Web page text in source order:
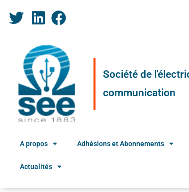
Société de
communication
A propos Adhésions et Abonnements
Actualités